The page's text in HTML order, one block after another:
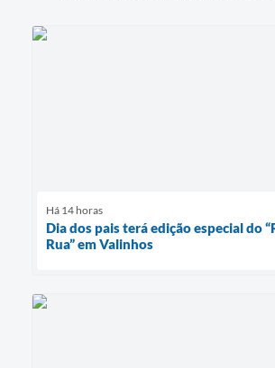
Há 14 horas
Dia dos pais terá edição especial do
Rua” em Valinhos